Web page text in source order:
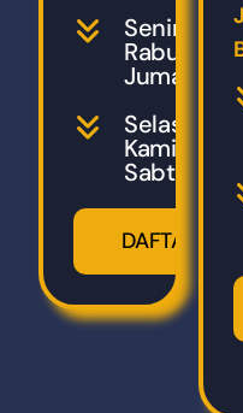
Senin,
Rabu,
Jumat
Selasa,
Kamis,
Sabtu
DAFTAR